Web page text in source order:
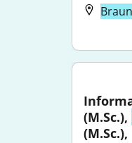
(M.Sc.),
(M.Sc.),